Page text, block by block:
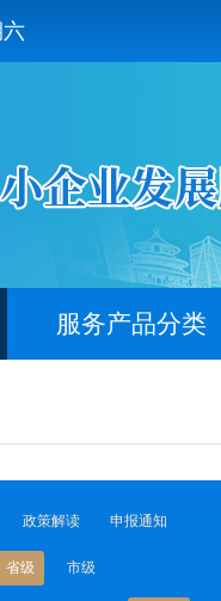
六
服务产品分类
政策解读 申报通知
省级 市级